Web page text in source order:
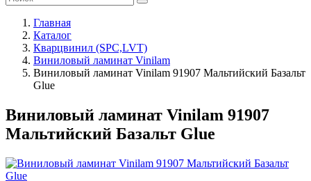
Главная
Каталог
Кварцвинил (SPC,LVT)
Виниловый ламинат Vinilam
Виниловый ламинат Vinilam 91907 Мальтийский Базальт
Glue
Виниловый ламинат Vinilam 91907
Мальтийский Базальт Glue